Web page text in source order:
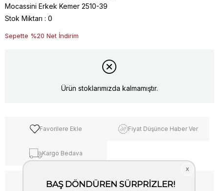
Mocassini Erkek Kemer 2510-39
Stok Miktarı : 0
Sepette %20 Net İndirim
Ürün stoklarımızda kalmamıştır.
Favorilere Ekle Fiyat Düşünce Haber Ver
Kargo Bedava
WhatsApp’tan Bilgi Al